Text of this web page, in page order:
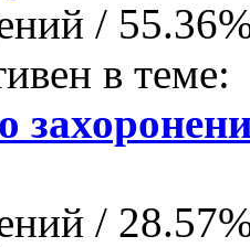
/
в теме:
/